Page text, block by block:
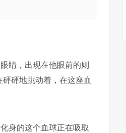
睛，出现在他眼前的则
砰地跳动着，在这座血
身的这个血球正在吸取